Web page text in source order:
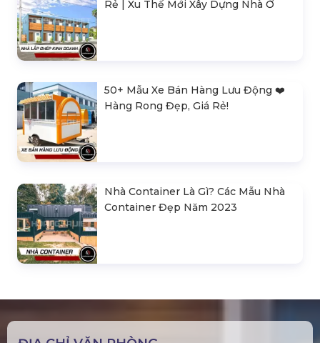
Rẻ | Xu Thế Mới Xây Dựng Nhà Ở
50+ Mẫu Xe Bán Hàng Lưu Động ❤️️
Hàng Rong Đẹp, Giá Rẻ!
Nhà Container Là Gì? Các Mẫu Nhà
Container Đẹp Năm 2023